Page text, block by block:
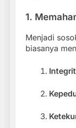
1.
Menjadi
biasanya